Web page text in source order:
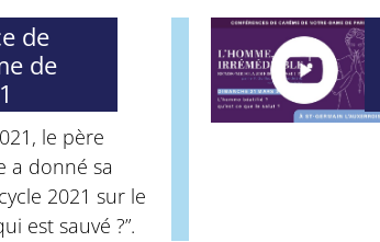
de
de
le père
a donné sa
2021 sur le
est sauvé ?”.